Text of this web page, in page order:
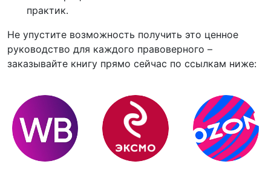
практик.
Не упустите возможность получить это ценное
руководство для каждого правоверного –
заказывайте книгу прямо сейчас по ссылкам ниже: